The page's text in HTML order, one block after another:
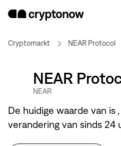
Cryptomarkt NEAR Protocol
NEAR
NEAR
De huidige waarde van is
verandering van sinds 24